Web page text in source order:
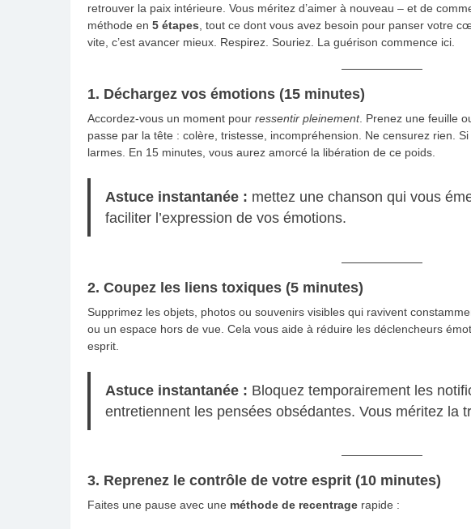
retrouver la paix intérieure. Vous méritez d’aimer à nouveau – et de
méthode en 5 étapes , tout ce dont vous avez besoin pour panser votre
vite, c’est avancer mieux. Respirez. Souriez. La guérison commence ici.
1. Déchargez vos émotions (15 minutes)
Accordez-vous un moment pour ressentir pleinement. Prenez une feuille
passe par la tête : colère, tristesse, incompréhension. Ne censurez rien.
larmes. En 15 minutes, vous aurez amorcé la libération de ce poids.
Astuce instantanée : mettez une chanson qui vous
faciliter l’expression de vos émotions.
2. Coupez les liens toxiques (5 minutes)
Supprimez les objets, photos ou souvenirs visibles qui ravivent
ou un espace hors de vue. Cela vous aide à réduire les déclencheurs
esprit.
Astuce instantanée : Bloquez temporairement les
entretiennent les pensées obsédantes. Vous méritez la
3. Reprenez le contrôle de votre esprit (10 minutes)
Faites une pause avec une méthode de recentrage rapide :